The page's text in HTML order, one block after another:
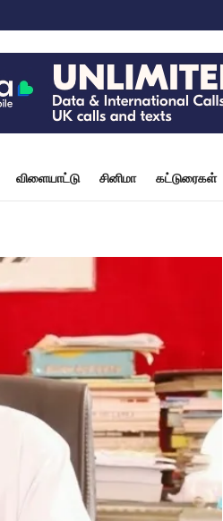
விளையாட்டு சினிமா கட்டுரைகள்